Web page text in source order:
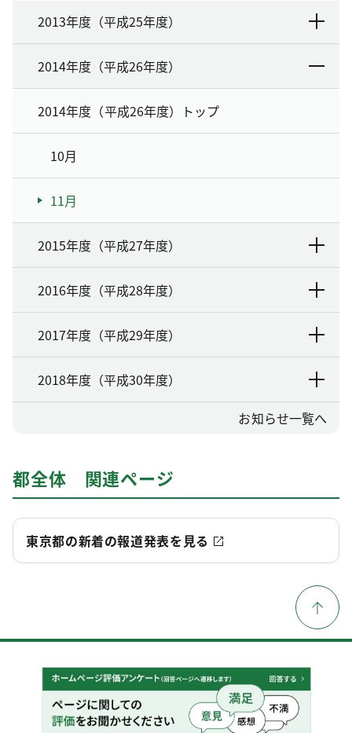
2013年度（平成25年度）
2014年度（平成26年度）
2014年度（平成26年度）トップ
10月
11月
2015年度（平成27年度）
2016年度（平成28年度）
2017年度（平成29年度）
2018年度（平成30年度）
お知らせ一覧へ
都全体 関連ページ
東京都の新着の報道発表を見る